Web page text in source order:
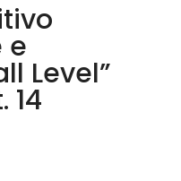
e
Level”
14